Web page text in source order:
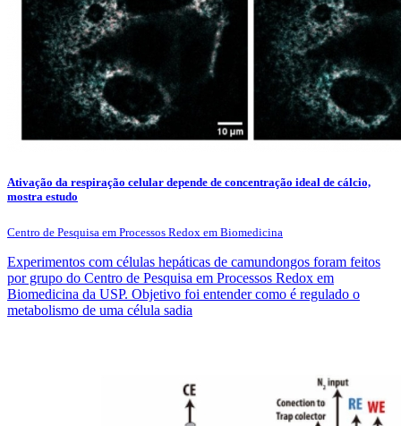
Ativação da respiração celular depende de concentração ideal de cálcio,
mostra estudo
Centro de Pesquisa em Processos Redox em Biomedicina
Experimentos com células hepáticas de camundongos foram feitos
por grupo do Centro de Pesquisa em Processos Redox em
Biomedicina da USP. Objetivo foi entender como é regulado o
metabolismo de uma célula sadia